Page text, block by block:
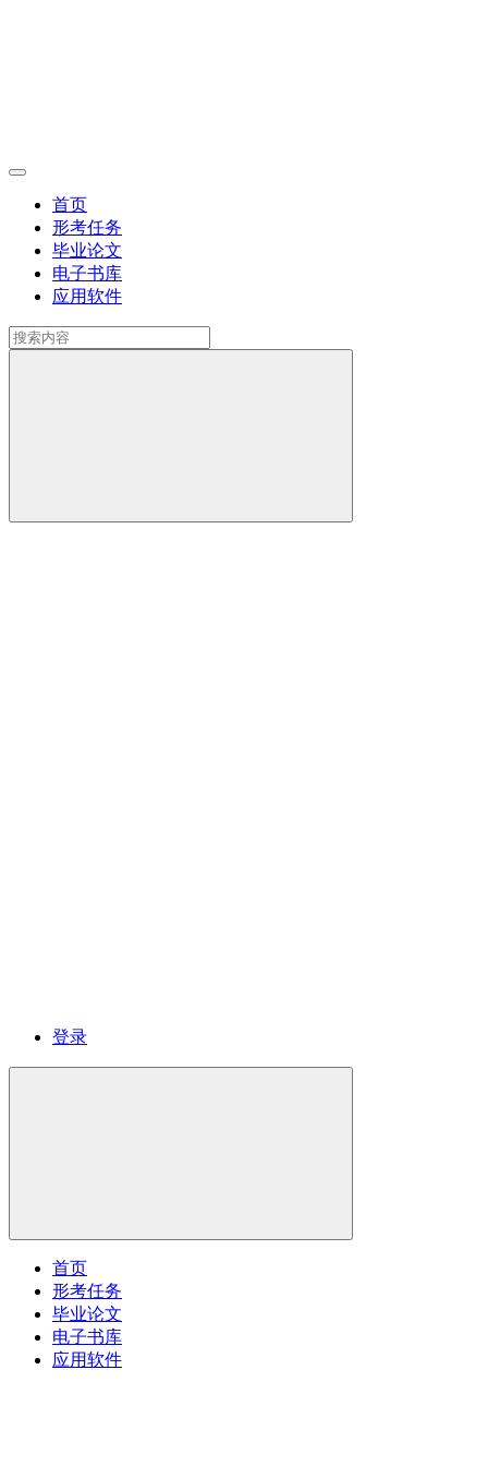
首页
形考任务
毕业论文
电子书库
应用软件
登录
首页
形考任务
毕业论文
电子书库
应用软件